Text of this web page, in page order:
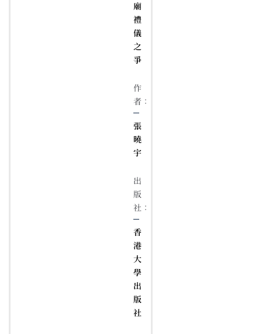
廟
禮
儀
之
爭
作
者：
張
曉
宇
出
版
社：
香
港
大
學
出
版
社